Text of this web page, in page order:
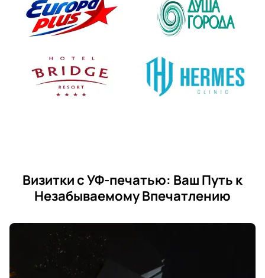
Визитки с УФ-печатью: Ваш Путь к
Незабываемому Впечатлению